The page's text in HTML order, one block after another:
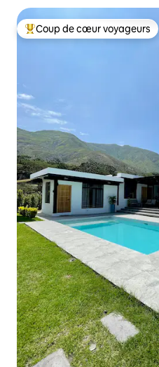
Coups de cœur voyageurs les
Coup de cœur voyageurs